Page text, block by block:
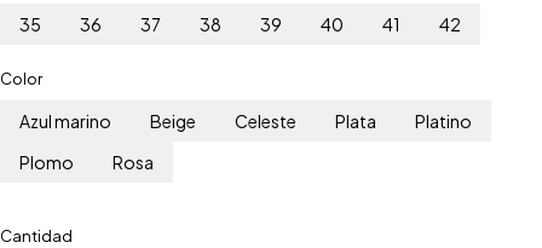
35 36 37 38 39 40 41 42
Color
Azul marino Beige Celeste Plata
Platino
Plomo
Rosa
Cantidad